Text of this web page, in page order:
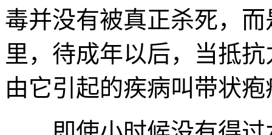
毒并没有被真正杀死，
里，待成年以后，当抵
由它引起的疾病叫带状疱